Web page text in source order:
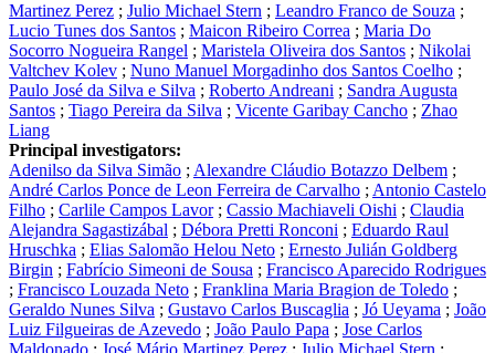
Martinez Perez ; Julio Michael Stern ; Leandro Franco de Souza ;
Lucio Tunes dos Santos ; Maicon Ribeiro Correa ; Maria Do
Socorro Nogueira Rangel ; Maristela Oliveira dos Santos ; Nikolai
Valtchev Kolev ; Nuno Manuel Morgadinho dos Santos Coelho ;
Paulo José da Silva e Silva ; Roberto Andreani ; Sandra Augusta
Santos ; Tiago Pereira da Silva ; Vicente Garibay Cancho ; Zhao
Liang
Principal investigators:
Adenilso da Silva Simão ; Alexandre Cláudio Botazzo Delbem ;
André Carlos Ponce de Leon Ferreira de Carvalho ; Antonio Castelo
Filho ; Carlile Campos Lavor; Cassio Machiaveli Oishi ; Claudia
Alejandra Sagastizábal ; Débora Pretti Ronconi ; Eduardo Raul
Hruschka ; Elias Salomão Helou Neto ; Ernesto Julián Goldberg
Birgin ; Fabrício Simeoni de Sousa ; Francisco Aparecido Rodrigues
; Francisco Louzada Neto ; Franklina Maria Bragion de Toledo ;
Geraldo Nunes Silva ; Gustavo Carlos Buscaglia ; Jó Ueyama ; João
Luiz Filgueiras de Azevedo ; João Paulo Papa ; Jose Carlos
Maldonado ; José Mário Martinez Perez ; Julio Michael Stern ;